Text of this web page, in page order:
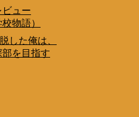
ビュー
物語）
した俺は、
を目指す